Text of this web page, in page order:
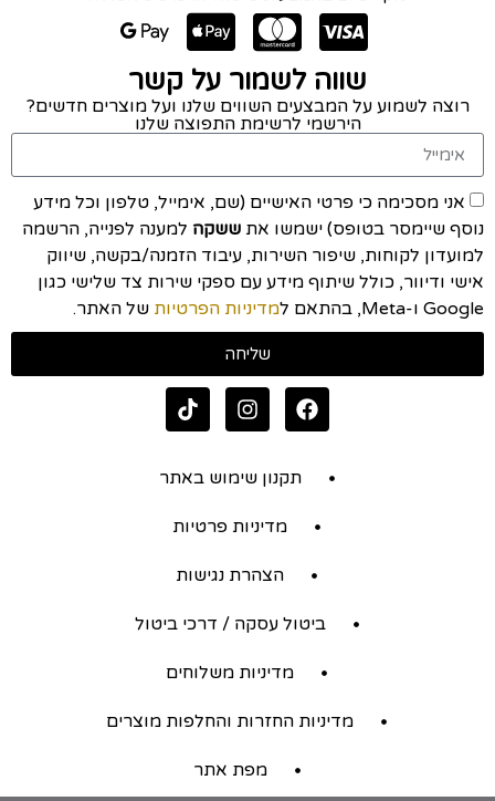
שווה לשמור על קשר
רוצה לשמוע על המבצעים השווים שלנו ועל מוצרים חדשים?
הירשמי לרשימת התפוצה שלנו
אני מסכימה כי פרטי האישיים (שם, אימייל, טלפון וכל מידע
נוסף שיימסר בטופס) ישמשו את ששקה למענה לפנייה, הרשמה
למועדון לקוחות, שיפור השירות, עיבוד הזמנה/בקשה, שיווק
אישי ודיוור, כולל שיתוף מידע עם ספקי שירות צד שלישי כגון
Google ו-Meta, בהתאם ל
מדיניות הפרטיות של האתר.
שליחה
תקנון שימוש באתר
מדיניות פרטיות
הצהרת נגישות
ביטול עסקה / דרכי ביטול
מדיניות משלוחים
מדיניות החזרות והחלפות מוצרים
מפת אתר